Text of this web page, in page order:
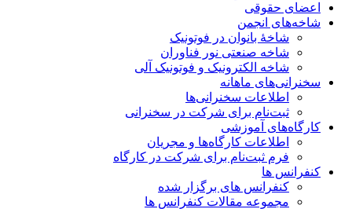
اعضای حقوقی
شاخه‌های انجمن
شاخۀ بانوان در فوتونیک
شاخه صنعتی نور فناوران
شاخه‌ الکترونیک و فوتونیک آلی
سخنرانی‌های ماهانه
اطلاعات سخنرانی‌‌ها
ثبت‌نام برای شرکت در سخنرانی
کارگاه‌های آموزشی
اطلاعات کارگاه‌ها و مجریان
فرم ثبت‌نام برای شرکت در کارگاه
کنفرانس ها
کنفرانس های برگزار شده
مجموعه مقالات کنفرانس ها